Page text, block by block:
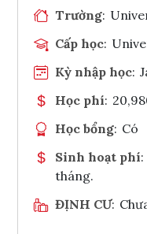
Trường:
Cấp học:
Kỳ nhập học:
Học phí:
Học bổng: Có
Sinh hoạt phí:
tháng.
ĐỊNH CƯ: